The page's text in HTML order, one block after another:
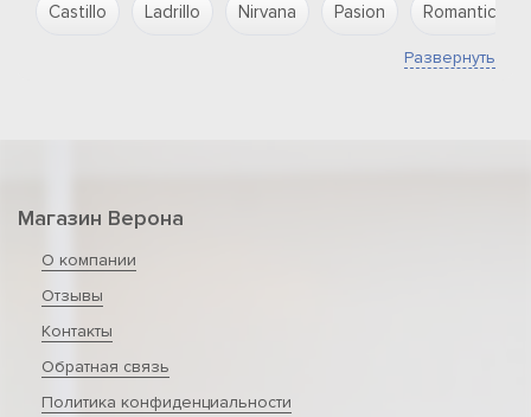
Castillo Ladrillo Nirvana Pasion Romantic
Развернуть
Магазин Верона
О компании
Отзывы
Контакты
Обратная связь
Политика конфиденциальности